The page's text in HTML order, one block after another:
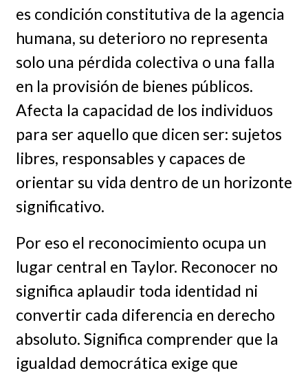
es condición constitutiva de la agencia
humana, su deterioro no representa
solo una pérdida colectiva o una falla
en la provisión de bienes públicos.
Afecta la capacidad de los individuos
para ser aquello que dicen ser: sujetos
libres, responsables y capaces de
orientar su vida dentro de un horizonte
significativo.
Por eso el reconocimiento ocupa un
lugar central en Taylor. Reconocer no
significa aplaudir toda identidad ni
convertir cada diferencia en derecho
absoluto. Significa comprender que la
igualdad democrática exige que